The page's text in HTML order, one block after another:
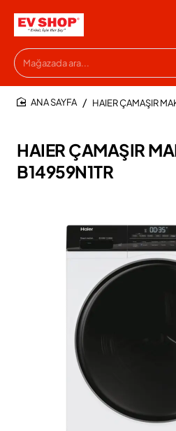
Mağazada
ara...
HAIER ÇAMAŞIR
B14959N1TR
HAIER ÇAMAŞIR